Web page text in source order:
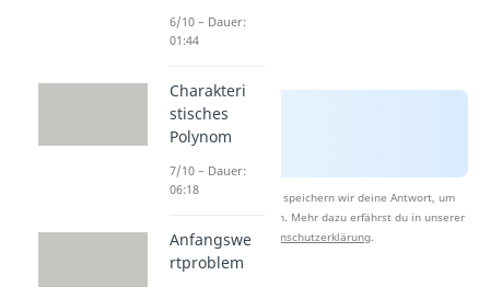
Nach Beantwortung speichern wir deine Antwort, um
Studyflix zu verbessern. Mehr dazu erfährst du in unserer
Datenschutzerklärung.
6/10 – Dauer:
01:44
Charakteri
stisches
Polynom
7/10 – Dauer:
06:18
Anfangswe
rtproblem